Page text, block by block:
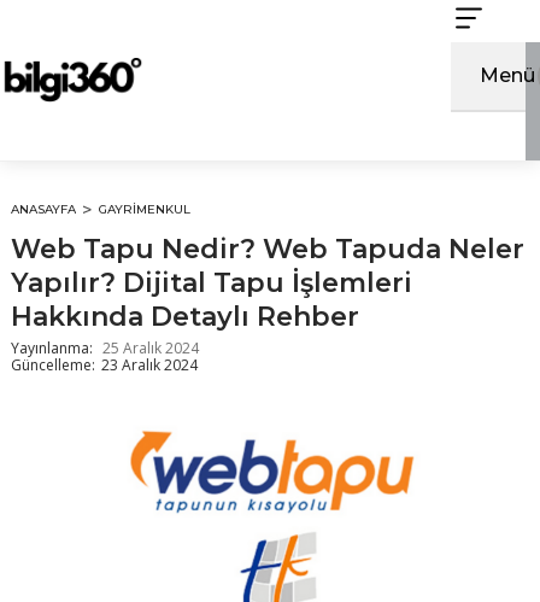
Menü
ANASAYFA GAYRIMENKUL
Web Tapu Nedir? Web Tapuda Neler
Yapılır? Dijital Tapu İşlemleri
Hakkında Detaylı Rehber
Yayınlanma: 25 Aralık 2024
Güncelleme: 23 Aralık 2024